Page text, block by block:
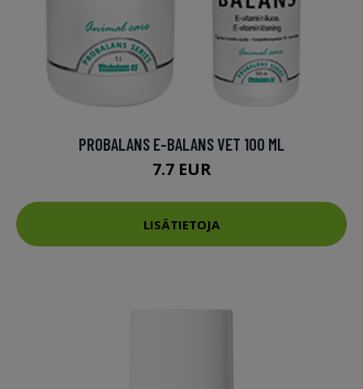
PROBALANS E-BALANS VET 100 ML
7.7 EUR
LISÄTIETOJA